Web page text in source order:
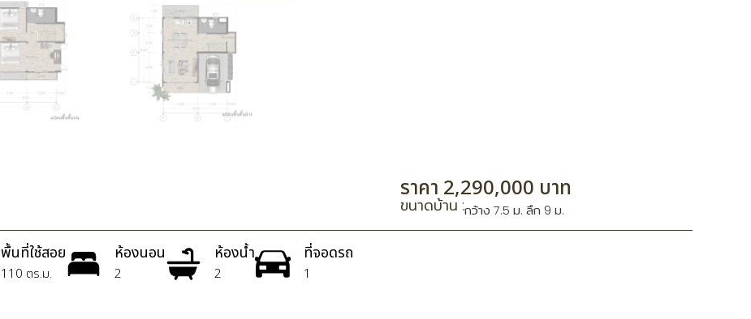
ราคา 2,290,000 บาท
ขนาดบ้าน :กว้าง 7.5 ม. ลึก 9 ม.
พื้นที่ใช้สอย
110 ตร.ม.
ห้องนอน
2
ห้องน้ำ
2
ที่จอดรถ
1